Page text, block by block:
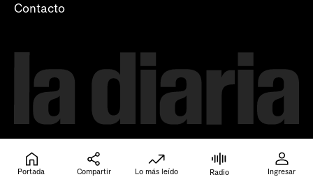
Contacto
Portada Compartir Lo más leído Radio Ingresar